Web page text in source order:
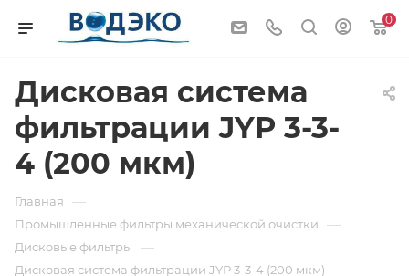
0
Дисковая система
фильтрации JYP 3-3-
4 (200 мкм)
Главная —
Промышленные фильтры механической очистки —
Дисковые фильтры —
Дисковая система фильтрации JYP 3-3-4 (200 мкм)